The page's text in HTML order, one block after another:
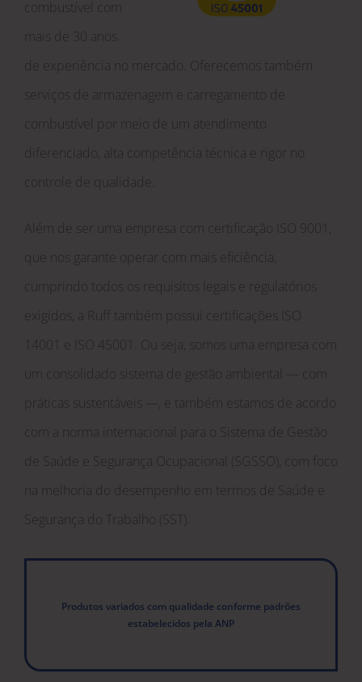
combustível com
mais de 30 anos
de experiência no mercado. Oferecemos também
serviços de armazenagem e carregamento de
combustível por meio de um atendimento
diferenciado, alta competência técnica e rigor no
controle de qualidade.
Instead of the intricate design, a minimalist and pure
look of this watch impresses us. Imitacion Rolex
though Hublot is known as one of the most famous
sports-related watch brand, the hublot big bang steel
white diamond replica watch does not lose an
aristocratic elegance at the same time when the
sportive style is kept.
keeperwatches
When it comes to
the name “Hublot Big Bang”, most of us may think of
those particularly novel, complicated, colorful and
masculine models but not those feminine and graceful
items. But actually, Hublot has no lack of exquiste
Além de ser uma empresa com certificação ISO 9001,
que nos garante operar com mais eficiência,
cumprindo todos os requisitos legais e regulatórios
exigidos, a Ruff também possui certificações ISO
14001 e ISO 45001. Ou seja, somos uma empresa com
um consolidado sistema de gestão ambiental — com
práticas sustentáveis —, e também estamos de acordo
com a norma internacional para o Sistema de Gestão
de Saúde e Segurança Ocupacional (SGSSO), com foco
na melhoria do desempenho em termos de Saúde e
Segurança do Trabalho (SST).
Produtos variados com qualidade conforme padrões
estabelecidos pela ANP